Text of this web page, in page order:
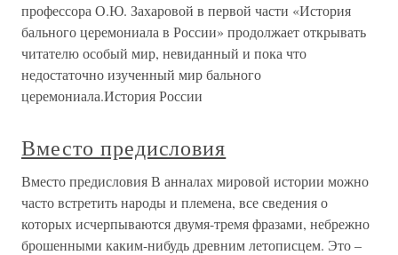
профессора О.Ю. Захаровой в первой части «История
бального церемониала в России» продолжает открывать
читателю особый мир, невиданный и пока что
недостаточно изученный мир бального
церемониала.История России
Вместо предисловия
Вместо предисловия В анналах мировой истории можно
часто встретить народы и племена, все сведения о
которых исчерпываются двумя-тремя фразами, небрежно
брошенными каким-нибудь древним летописцем. Это –